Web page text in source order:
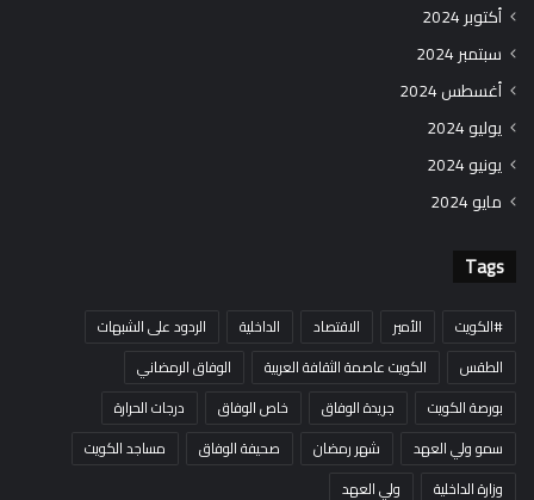
أكتوبر 2024
سبتمبر 2024
أغسطس 2024
يوليو 2024
يونيو 2024
مايو 2024
Tags
#الكويت الأمير الاقتصاد الداخلية
الردود على الشبهات
الطقس
الكويت عاصمة الثقافة العربية
الوفاق الرمضاني
بورصة الكويت
جريدة الوفاق خاص الوفاق
درجات الحرارة
سمو ولي العهد
شهر رمضان صحيفة الوفاق
مساجد الكويت
وزارة الداخلية
ولي العهد